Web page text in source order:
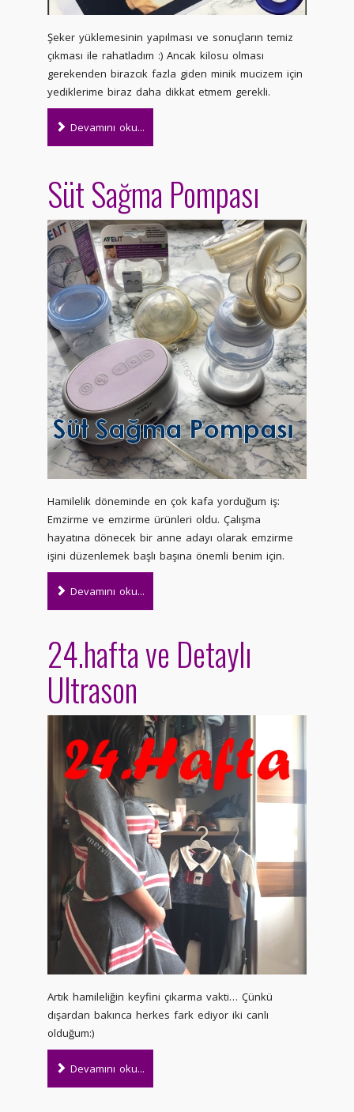
Şeker yüklemesinin yapılması ve sonuçların temiz
çıkması ile rahatladım :) Ancak kilosu olması
gerekenden birazcık fazla giden minik mucizem için
yediklerime biraz daha dikkat etmem gerekli.
Devamını oku...
Süt Sağma Pompası
Hamilelik döneminde en çok kafa yorduğum iş:
Emzirme ve emzirme ürünleri oldu. Çalışma
hayatına dönecek bir anne adayı olarak emzirme
işini düzenlemek başlı başına önemli benim için.
Devamını oku...
24.hafta ve Detaylı
Ultrason
Artık hamileliğin keyfini çıkarma vakti… Çünkü
dışardan bakınca herkes fark ediyor iki canlı
olduğum:)
Devamını oku...